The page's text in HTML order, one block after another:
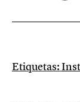
Etiquetas: